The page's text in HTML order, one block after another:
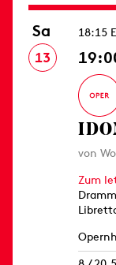
Sa
13
18:15
von
Zum